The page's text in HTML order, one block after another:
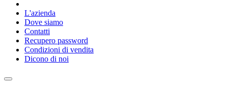
L'azienda
Dove siamo
Contatti
Recupero password
Condizioni di vendita
Dicono di noi